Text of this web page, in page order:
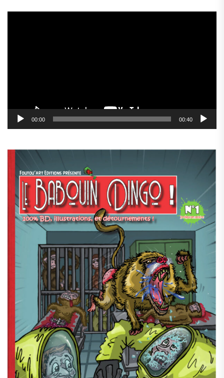
00:00 00:40